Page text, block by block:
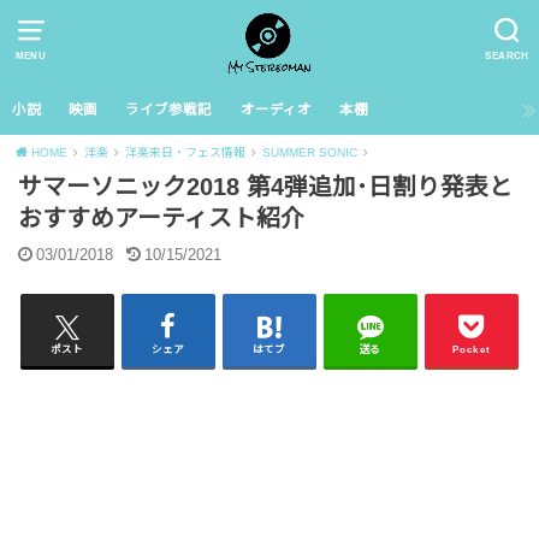
MENU SEARCH
小説 映画 ライブ参戦記 オーディオ 本棚
HOME 洋楽 洋楽来日・フェス情報 SUMMER SONIC
サマーソニック2018 第4弾追加･日割り発表と
おすすめアーティスト紹介
03/01/2018 10/15/2021
ポスト シェア はてブ 送る Pocket